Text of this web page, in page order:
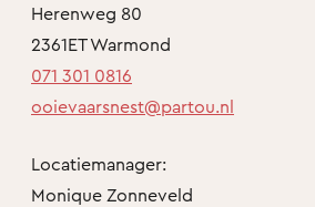
Herenweg 80
2361ET Warmond
071 301 0816
ooievaarsnest@partou.nl
Locatiemanager:
Monique Zonneveld